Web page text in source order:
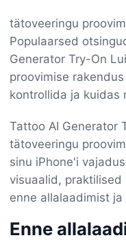
tätoveeringu
Populaarsed
Generator Try-On
proovimise
kontrollida ja kuidas
Tattoo AI Generator
tätoveeringu
sinu iPhone'i
visuaalid,
enne allalaadimist
Enne